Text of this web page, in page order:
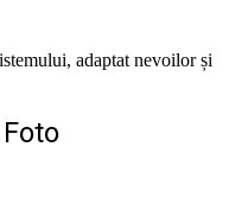
adaptat nevoilor și